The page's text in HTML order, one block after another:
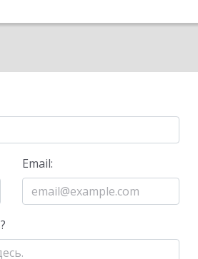
Email: